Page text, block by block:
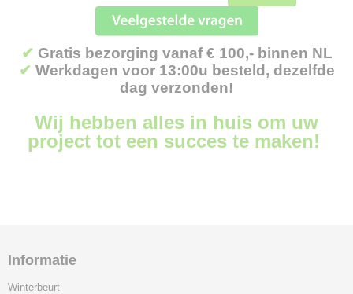
✔ Gratis bezorging vanaf € 100,- binnen NL
✔ Werkdagen voor 13:00u besteld, dezelfde
dag verzonden!
Wij hebben alles in huis om uw
project tot een succes te maken!
Informatie
Winterbeurt